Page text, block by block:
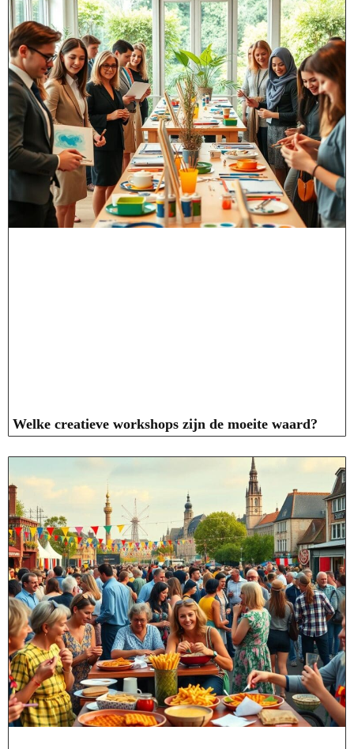
Welke creatieve workshops zijn de moeite waard?